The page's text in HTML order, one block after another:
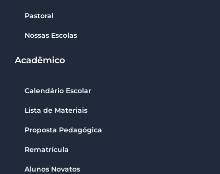
Pastoral
Nossas Escolas
Acadêmico
Calendário Escolar
Lista de Materiais
Proposta Pedagógica
Rematrícula
Alunos Novatos